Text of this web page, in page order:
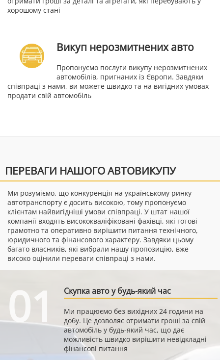
хорошому стані
Викуп нерозмитнених авто
Пропонуємо послуги викупу нерозмитнених
автомобілів, пригнаних із Європи. Завдяки
співпраці з нами, ви можете швидко та на вигідних умовах
продати свій автомобіль
ПЕРЕВАГИ НАШОГО АВТОВИКУПУ
Ми розуміємо, що конкуренція на українському ринку
автотранспорту є досить високою, тому пропонуємо
клієнтам найвигідніші умови співпраці. У штат нашої
компанії входять висококваліфіковані фахівці, які готові
грамотно та оперативно вирішити питання технічного,
юридичного та фінансового характеру. Завдяки цьому
багато власників, які вибрали нашу пропозицію, вже
високо оцінили переваги співпраці з нами.
01 Скупка авто у будь-який час
Ми працюємо без вихідних 24 години на
добу. Це дозволяє отримати гроші за свій
автомобіль у будь-який час, що дає
можливість швидко вирішити невідкладні
фінансові питання